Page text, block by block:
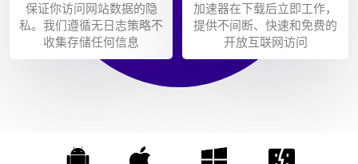
保证你访问网站数据的隐
私。我们遵循无日志策略不
收集存储任何信息
加速器在下载后立即工作，
提供不间断、快速和免费的
开放互联网访问